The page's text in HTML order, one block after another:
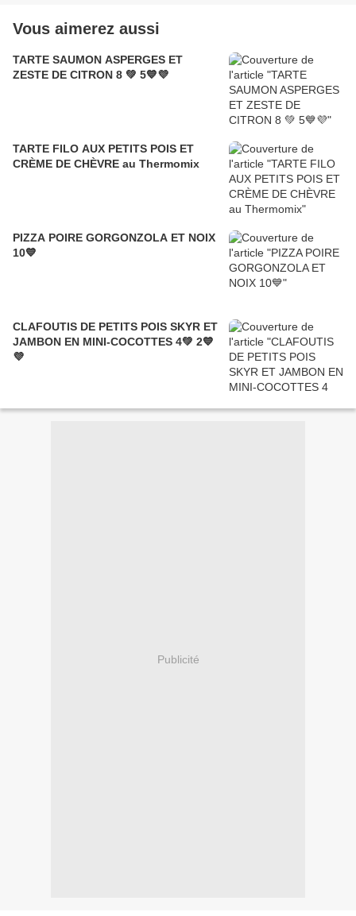
Vous aimerez aussi
TARTE SAUMON ASPERGES ET
ZESTE DE CITRON 8 💚 5💙💜
TARTE FILO AUX PETITS POIS ET
CRÈME DE CHÈVRE au Thermomix
PIZZA POIRE GORGONZOLA ET NOIX
10💙
CLAFOUTIS DE PETITS POIS SKYR ET
JAMBON EN MINI-COCOTTES 4💚 2💙
💜
Publicité